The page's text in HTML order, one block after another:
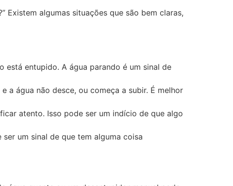
Existem algumas situações que são bem claras,
está entupido. A água parando é um sinal de
a água não desce, ou começa a subir. É melhor
atento. Isso pode ser um indício de que algo
um sinal de que tem alguma coisa